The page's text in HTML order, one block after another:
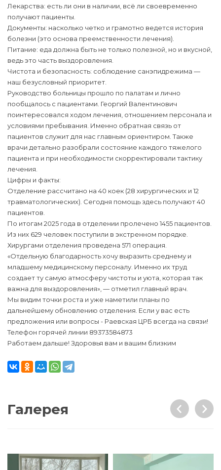
Лекарства: есть ли они в наличии, всё ли своевременно
получают пациенты.
Документы: насколько четко и грамотно ведется история
болезни (это основа преемственности лечения).
Питание: еда должна быть не только полезной, но и вкусной,
ведь это часть выздоровления.
Чистота и безопасность: соблюдение санэпидрежима —
наш безусловный приоритет.
Руководство больницы прошло по палатам и лично
пообщалось с пациентами. Георгий Валентинович
поинтересовался ходом лечения, отношением персонала и
условиями пребывания. Именно обратная связь от
пациентов служит для нас главным ориентиром. Также
врачи детально разобрали состояние каждого тяжелого
пациента и при необходимости скорректировали тактику
лечения.
Цифры и факты:
Отделение рассчитано на 40 коек (28 хирургических и 12
травматологических). Сегодня помощь здесь получают 40
пациентов.
По итогам 2025 года в отделении пролечено 1455 пациентов.
Из них 629 человек поступили в экстренном порядке.
Хирургами отделения проведена 571 операция.
«Отдельную благодарность хочу выразить среднему и
младшему медицинскому персоналу. Именно их труд
создает ту самую атмосферу чистоты и уюта, которая так
важна для выздоровления», — отметил главный врач.
Мы видим точки роста и уже наметили планы по
дальнейшему обновлению отделения. Если у вас есть
предложения или вопросы - Раевская ЦРБ всегда на связи!
Телефон горячей линии 89373584873
Работаем дальше! Здоровья вам и вашим близким
Галерея